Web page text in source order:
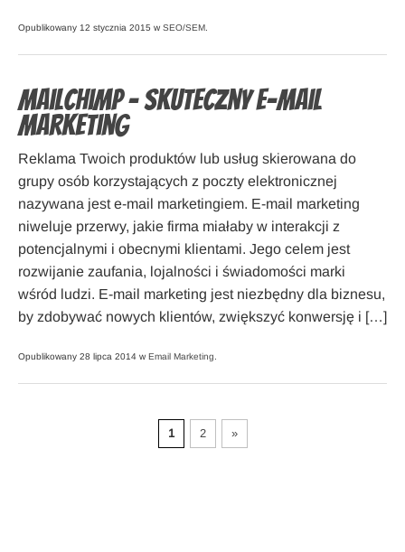
Opublikowany 12 stycznia 2015 w SEO/SEM
MailChimp – skuteczny e-mail
marketing
Reklama Twoich produktów lub usług skierowana do
grupy osób korzystających z poczty elektronicznej
nazywana jest e-mail marketingiem. E-mail marketing
niweluje przerwy, jakie firma miałaby w interakcji z
potencjalnymi i obecnymi klientami. Jego celem jest
rozwijanie zaufania, lojalności i świadomości marki
wśród ludzi. E-mail marketing jest niezbędny dla biznesu,
by zdobywać nowych klientów, zwiększyć konwersję i […]
Opublikowany 28 lipca 2014 w Email Marketing
1 2 »